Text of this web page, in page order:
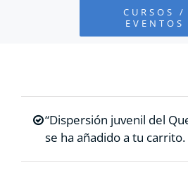
COLABORA
CURSOS /
EVENTOS
“Dispersión juvenil del
se ha añadido a tu carrito.